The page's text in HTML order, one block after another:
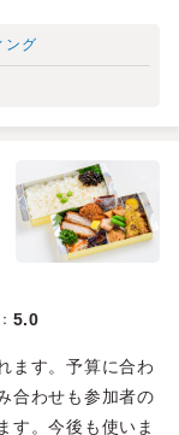
ング
： 5.0
ます。予算に合わ
合わせも参加者の
す。今後も使いま